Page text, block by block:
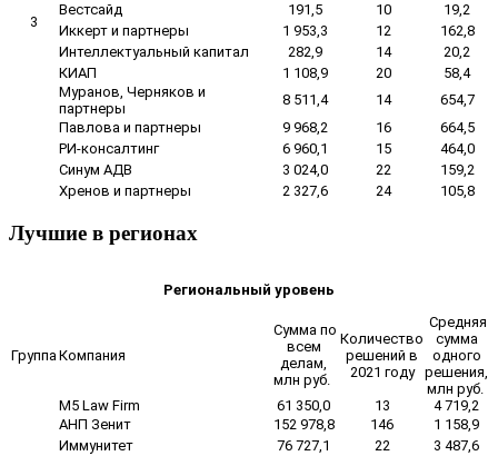
3
Вестсайд 191,5 10
19,2
Иккерт и партнеры
1 953,3 12
162,8
Интеллектуальный капитал
282,9 14
20,2
КИАП
1 108,9 20
58,4
Муранов, Черняков и
партнеры
8 511,4 14
654,7
Павлова и партнеры
9 968,2 16
664,5
РИ-консалтинг
6 960,1 15
464,0
Синум АДВ
3 024,0 22
159,2
Хренов и партнеры
2 327,6 24 105,8
Лучшие в регионах
Региональный уровень
ГруппаКомпания
Сумма по
всем
делам,
млн руб.
Количество
решений в
2021 году
Средняя
сумма
одного
решения,
млн руб.
M5 Law Firm 61 350,0 13
4 719,2
АНП Зенит
152 978,8 146
1 158,9
Иммунитет
76 727,1 22
3 487,6